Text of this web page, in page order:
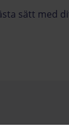
sätt med